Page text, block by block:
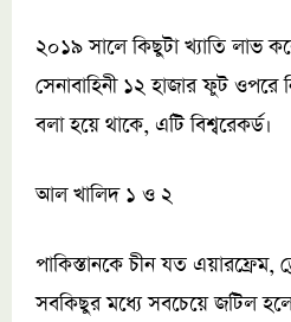
২০১৯ সালে কিছুটা খ্যাতি লাভ
সেনাবাহিনী ১২ হাজার ফুট ওপরে
বলা হয়ে থাকে, এটি বিশ্বরেকর্ড।
আল খালিদ ১ ও ২
পাকিস্তানকে চীন যত এয়ারফ্রেম,
সবকিছুর মধ্যে সবচেয়ে জটিল